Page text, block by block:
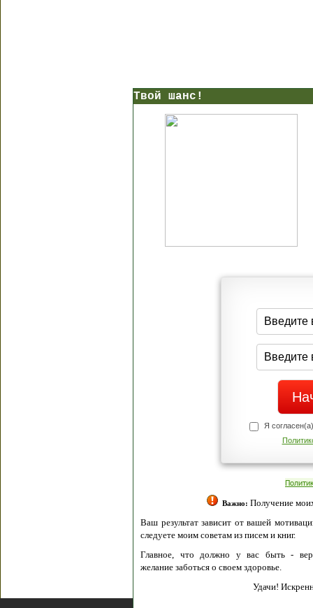
Твой шанс!
Я
Важно: Получение
Ваш результат зависит от вашей
следуете моим советам из писем и книг.
Главное, что должно у вас быть -
желание заботься о своем здоровье.
Удачи!